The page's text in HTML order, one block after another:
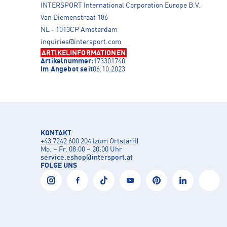
INTERSPORT International Corporation Europe B.V.
Van Diemenstraat 186
NL - 1013CP Amsterdam
inquiries@intersport.com
ARTIKELINFORMATIONEN
Artikelnummer:173301740
Im Angebot seit06.10.2023
KONTAKT
+43 7242 600 204 (zum Ortstarif)
Mo. – Fr. 08:00 – 20:00 Uhr
service.eshop@intersport.at
FOLGE UNS